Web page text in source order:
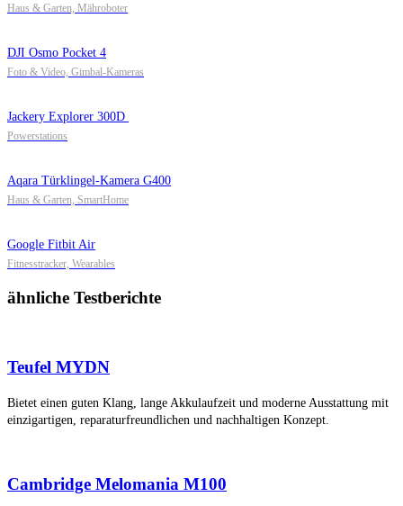
Haus & Garten, Mähroboter
DJI Osmo Pocket 4
Foto & Video, Gimbal-Kameras
Jackery Explorer 300D
Powerstations
Aqara Türklingel-Kamera G400
Haus & Garten, SmartHome
Google Fitbit Air
Fitnesstracker, Wearables
ähnliche Testberichte
Teufel MYDN
Bietet einen guten Klang, lange Akkulaufzeit und moderne Ausstattung mit
einzigartigen, reparaturfreundlichen und nachhaltigen Konzept.
Cambridge Melomania M100